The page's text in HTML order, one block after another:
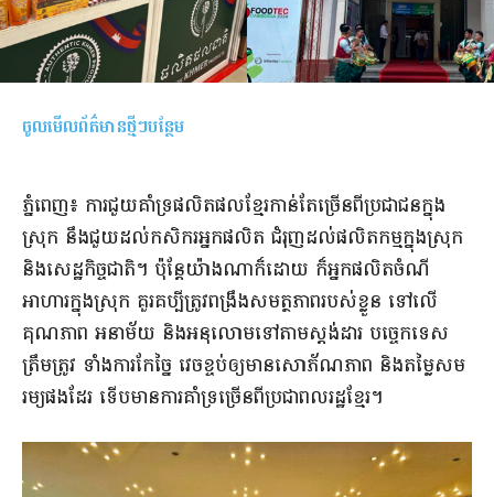
ចូលមើលព័ត៌មានថ្មីៗបន្ថែម
ភ្នំពេញ៖ ការជួយគាំទ្រផលិតផលខ្មែរកាន់តែច្រើនពីប្រជាជនក្នុង
ស្រុក នឹងជួយដល់កសិករអ្នកផលិត ជំរុញដល់ផលិតកម្មក្នុងស្រុក
និងសេដ្ឋកិច្ចជាតិ។ ប៉ុន្តែយ៉ាងណាក៏ដោយ ក៏អ្នកផលិតចំណី
អាហារក្នុងស្រុក គួរគប្បីត្រូវពង្រឹងសមត្ថភាពរបស់ខ្លួន ទៅលើ
គុណភាព អនាម័យ និងអនុលោមទៅតាមស្តង់ដារ បច្ចេកទេស
ត្រឹមត្រូវ ទាំងការកែច្នៃ វេចខ្ចប់ឲ្យមានសោភ័ណភាព និងតម្លៃសម
រម្យផងដែរ ទើបមានការគាំទ្រច្រើនពីប្រជាពលរដ្ឋខ្មែរ។